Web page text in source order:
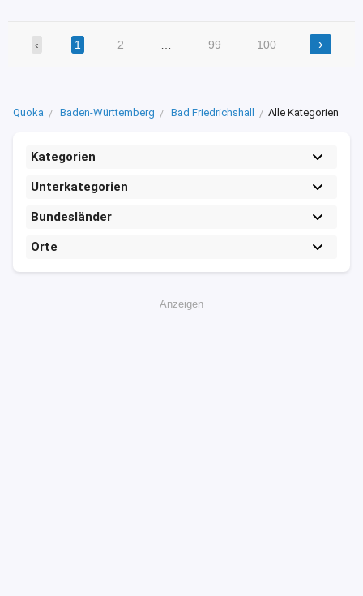
‹ 1 2 99 100 ›
Quoka Baden-Württemberg Bad Friedrichshall Alle Kategorien
Kategorien
Unterkategorien
Bundesländer
Orte
Anzeigen